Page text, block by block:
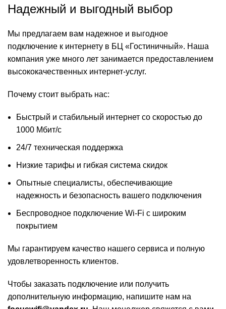
Надежный и выгодный выбор
Мы предлагаем вам надежное и выгодное
подключение к интернету в БЦ «Гостиничный». Наша
компания уже много лет занимается предоставлением
высококачественных интернет-услуг.
Почему стоит выбрать нас:
Быстрый и стабильный интернет со скоростью до
1000 Мбит/с
24/7 техническая поддержка
Низкие тарифы и гибкая система скидок
Опытные специалисты, обеспечивающие
надежность и безопасность вашего подключения
Беспроводное подключение Wi-Fi с широким
покрытием
Мы гарантируем качество нашего сервиса и полную
удовлетворенность клиентов.
Чтобы заказать подключение или получить
дополнительную информацию, напишите нам на